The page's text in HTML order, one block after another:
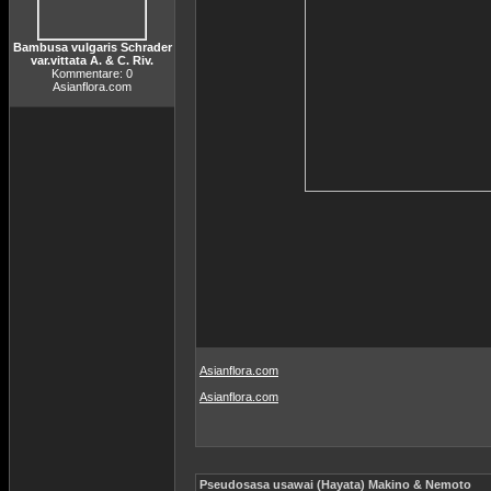
Bambusa vulgaris Schrader
var.vittata A. & C. Riv.
Kommentare: 0
Asianflora.com
Asianflora.com
Asianflora.com
Pseudosasa usawai (Hayata) Makino & Nemoto